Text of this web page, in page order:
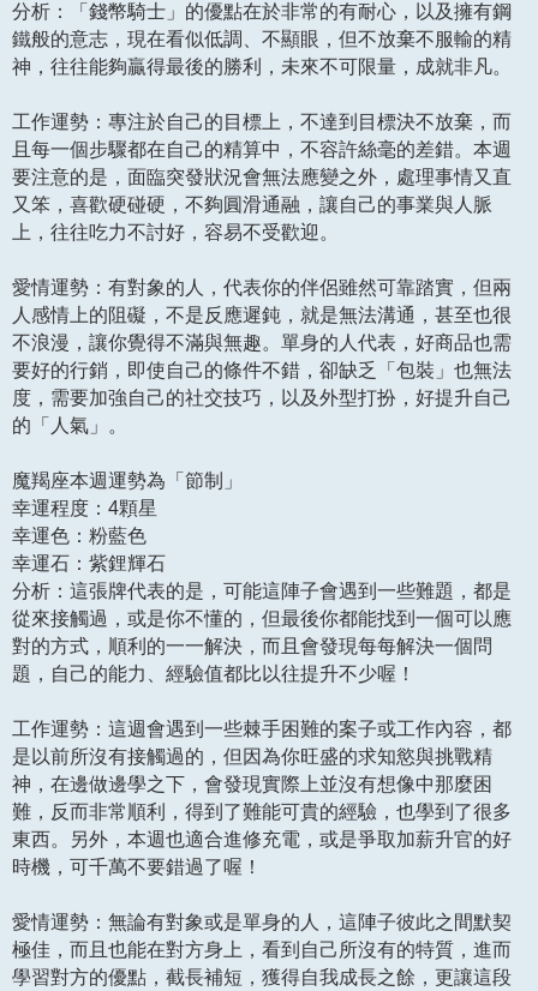
分析：「錢幣騎士」的優點在於非常的有耐心，以及擁有鋼
鐵般的意志，現在看似低調、不顯眼，但不放棄不服輸的精
神，往往能夠贏得最後的勝利，未來不可限量，成就非凡。
工作運勢：專注於自己的目標上，不達到目標決不放棄，而
且每一個步驟都在自己的精算中，不容許絲毫的差錯。本週
要注意的是，面臨突發狀況會無法應變之外，處理事情又直
又笨，喜歡硬碰硬，不夠圓滑通融，讓自己的事業與人脈
上，往往吃力不討好，容易不受歡迎。
愛情運勢：有對象的人，代表你的伴侶雖然可靠踏實，但兩
人感情上的阻礙，不是反應遲鈍，就是無法溝通，甚至也很
不浪漫，讓你覺得不滿與無趣。單身的人代表，好商品也需
要好的行銷，即使自己的條件不錯，卻缺乏「包裝」也無法
度，需要加強自己的社交技巧，以及外型打扮，好提升自己
的「人氣」。
魔羯座本週運勢為「節制」
幸運程度：4顆星
幸運色：粉藍色
幸運石：紫鋰輝石
分析：這張牌代表的是，可能這陣子會遇到一些難題，都是
從來接觸過，或是你不懂的，但最後你都能找到一個可以應
對的方式，順利的一一解決，而且會發現每每解決一個問
題，自己的能力、經驗值都比以往提升不少喔！
工作運勢：這週會遇到一些棘手困難的案子或工作內容，都
是以前所沒有接觸過的，但因為你旺盛的求知慾與挑戰精
神，在邊做邊學之下，會發現實際上並沒有想像中那麼困
難，反而非常順利，得到了難能可貴的經驗，也學到了很多
東西。另外，本週也適合進修充電，或是爭取加薪升官的好
時機，可千萬不要錯過了喔！
愛情運勢：無論有對象或是單身的人，這陣子彼此之間默契
極佳，而且也能在對方身上，看到自己所沒有的特質，進而
學習對方的優點，截長補短，獲得自我成長之餘，更讓這段